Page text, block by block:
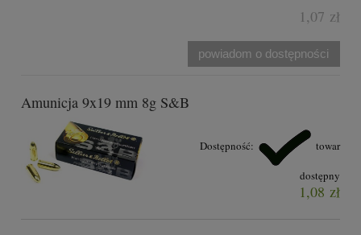
1,07 zł
powiadom o dostępności
Amunicja 9x19 mm 8g S&B
Dostępność: towar
dostępny
1,08 zł